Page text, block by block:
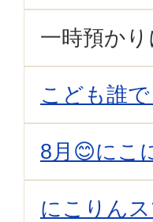
一時預か
こども誰
8月😊にこ
にこりん